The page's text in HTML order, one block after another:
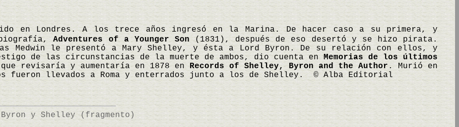
en Londres. A los trece años ingresó en la Marina. De hacer caso a su primera, y
Adventures of a Younger Son(1831), después de eso desertó y se hizo pirata.
Medwin le presentó a Mary Shelley, y ésta a Lord Byron. De su relación con ellos, y
de las circunstancias de la muerte de ambos, dio cuenta enMemorias de los últimos
revisaría y aumentaría en 1878 enRecords of Shelley, Byron and the Author . Murió en
fueron llevados a Roma y enterrados junto a los de Shelley. © Alba Editorial
y Shelley (fragmento)